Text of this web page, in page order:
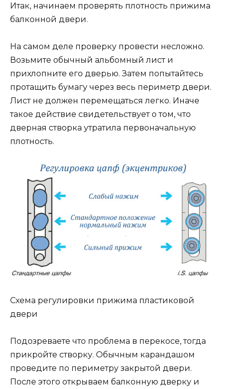
Итак, начинаем проверять плотность прижима
балконной двери.
На самом деле проверку провести несложно.
Возьмите обычный альбомный лист и
прихлопните его дверью. Затем попытайтесь
протащить бумагу через весь периметр двери.
Лист не должен перемещаться легко. Иначе
такое действие свидетельствует о том, что
дверная створка утратила первоначальную
плотность.
Схема регулировки прижима пластиковой
двери
Подозреваете что проблема в перекосе, тогда
прикройте створку. Обычным карандашом
проведите по периметру закрытой двери.
После этого открываем балконную дверку и